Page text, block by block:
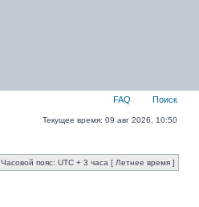
FAQ Поиск
Текущее время: 09 авг 2026, 10:50
Часовой пояс: UTC + 3 часа [ Летнее время ]